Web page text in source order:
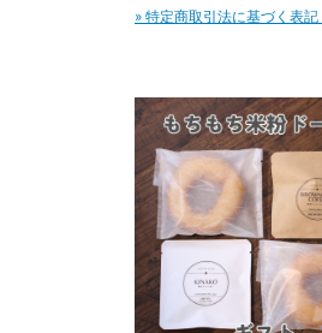
» 特定商取引法に基づく表